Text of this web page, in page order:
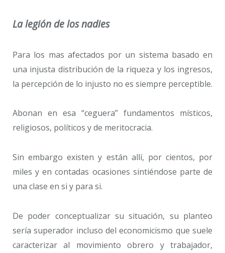
La legión de los nadies
Para los mas afectados por un sistema basado en
una injusta distribución de la riqueza y los ingresos,
la percepción de lo injusto no es siempre perceptible.
Abonan en esa “ceguera” fundamentos místicos,
religiosos, políticos y de meritocracia.
Sin embargo existen y están allí, por cientos, por
miles y en contadas ocasiones sintiéndose parte de
una clase en si y para si.
De poder conceptualizar su situación, su planteo
sería superador incluso del economicismo que suele
caracterizar al movimiento obrero y trabajador,